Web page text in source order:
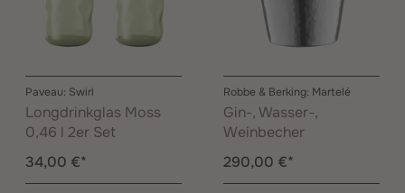
Paveau: Swirl
Longdrinkglas Moss
0,46 l 2er Set
34,00 €*
Robbe & Berking: Martelé
Gin-, Wasser-,
Weinbecher
290,00 €*